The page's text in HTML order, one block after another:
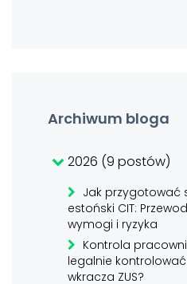
Archiwum bloga
2026 (9 postów)
Jak przygotować
estoński CIT:
wymogi i ryzyka
Kontrola
legalnie
wkracza ZUS?